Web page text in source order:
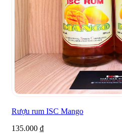
Rượu rum ISC Mango
135.000 ₫